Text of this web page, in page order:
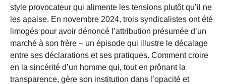
style provocateur qui alimente les tensions plutôt qu’il ne
les apaise. En novembre 2024, trois syndicalistes ont été
limogés pour avoir dénoncé l’attribution présumée d’un
marché à son frère – un épisode qui illustre le décalage
entre ses déclarations et ses pratiques. Comment croire
en la sincérité d’un homme qui, tout en prônant la
transparence, gère son institution dans l’opacité et